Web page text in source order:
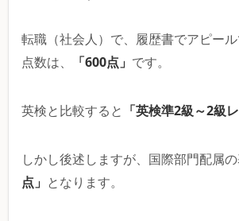
転職（社会人）で、履歴書でアピー
点数は、
「600点」 です。
英検と比較すると 「英検準2級～2級レ
しかし後述しますが、国際部門配属
点」
となります。